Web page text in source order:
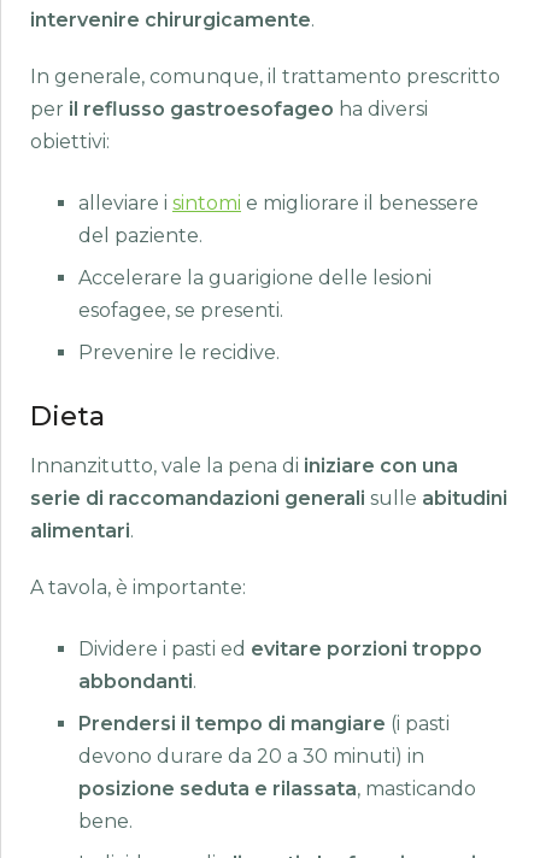
intervenire chirurgicamente.
In generale, comunque, il trattamento prescritto
per il reflusso gastroesofageo ha diversi
obiettivi:
alleviare i sintomi e migliorare il benessere
del paziente.
Accelerare la guarigione delle lesioni
esofagee, se presenti.
Prevenire le recidive.
Dieta
Innanzitutto, vale la pena di iniziare con una
serie di raccomandazioni generali sulle abitudini
alimentari.
A tavola, è importante:
Dividere i pasti ed evitare porzioni troppo
abbondanti.
Prendersi il tempo di mangiare (i pasti
devono durare da 20 a 30 minuti) in
posizione seduta e rilassata, masticando
bene.